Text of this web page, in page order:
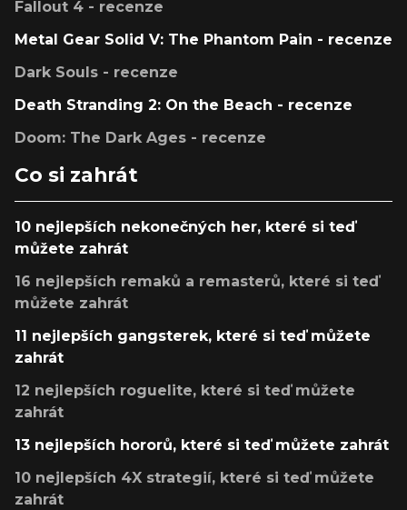
Fallout 4 - recenze
Metal Gear Solid V: The Phantom Pain - recenze
Dark Souls - recenze
Death Stranding 2: On the Beach - recenze
Doom: The Dark Ages - recenze
Co si zahrát
10 nejlepších nekonečných her, které si teď
můžete zahrát
16 nejlepších remaků a remasterů, které si teď
můžete zahrát
11 nejlepších gangsterek, které si teď můžete
zahrát
12 nejlepších roguelite, které si teď můžete
zahrát
13 nejlepších hororů, které si teď můžete zahrát
10 nejlepších 4X strategií, které si teď můžete
zahrát